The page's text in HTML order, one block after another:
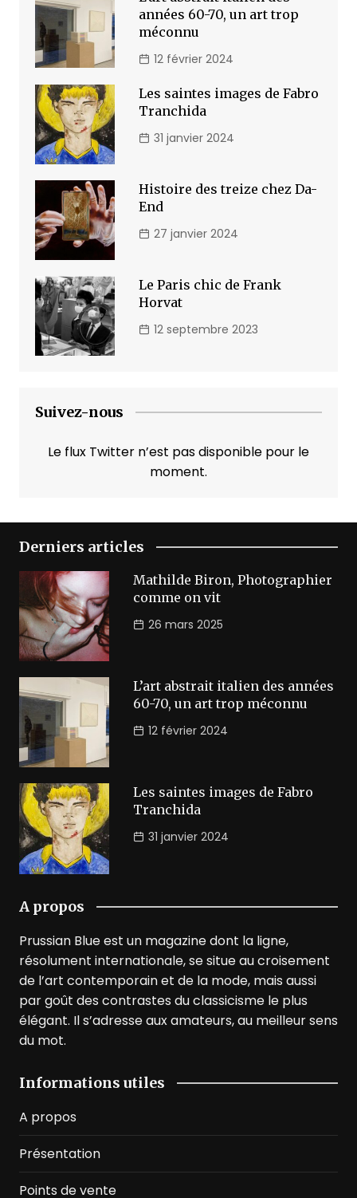
années 60-70, un art trop
méconnu
12 février 2024
Les saintes images de Fabro
Tranchida
31 janvier 2024
Histoire des treize chez Da-
End
27 janvier 2024
Le Paris chic de Frank
Horvat
12 septembre 2023
Suivez-nous
Le flux Twitter n’est pas disponible pour le
moment.
Derniers articles
Mathilde Biron, Photographier
comme on vit
26 mars 2025
L’art abstrait italien des années
60-70, un art trop méconnu
12 février 2024
Les saintes images de Fabro
Tranchida
31 janvier 2024
A propos
Prussian Blue est un magazine dont la ligne,
résolument internationale, se situe au croisement
de l’art contemporain et de la mode, mais aussi
par goût des contrastes du classicisme le plus
élégant. Il s’adresse aux amateurs, au meilleur sens
du mot.
Informations utiles
A propos
Présentation
Points de vente